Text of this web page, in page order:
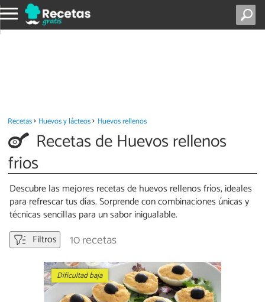
Recetas Huevos y lácteos Huevos rellenos
Recetas de Huevos rellenos
frios
Descubre las mejores recetas de huevos rellenos fríos, ideales
para refrescar tus días. Sorprende con combinaciones únicas y
técnicas sencillas para un sabor inigualable.
Filtros
10 recetas
Dificultad baja